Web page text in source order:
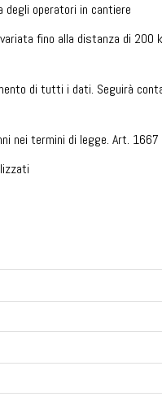
degli operatori in cantiere
fino alla distanza di
di tutti i dati. Seguirà
nei termini di legge. Art. 1667